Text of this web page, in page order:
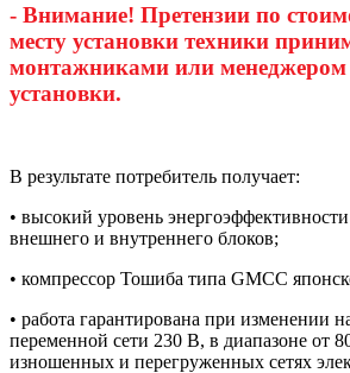
- Внимание! Претензии по
месту установки техники
монтажниками или менеджером
установки.
В результате потребитель получает:
• высокий уровень
внешнего и внутреннего блоков;
• компрессор Тошиба типа GMCC
• работа гарантирована при изменении
переменной сети 230 В, в диапазоне от
изношенных и перегруженных сетях